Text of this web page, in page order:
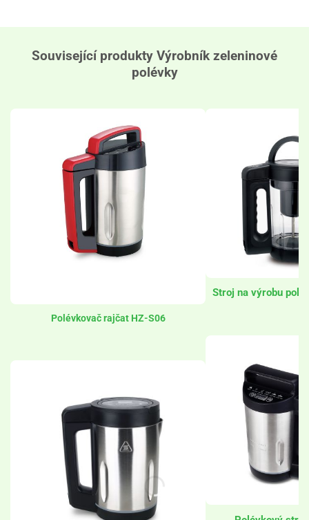
Související produkty Výrobník zeleninové
polévky
Polévkovač rajčat HZ-S06
Stroj na výrobu